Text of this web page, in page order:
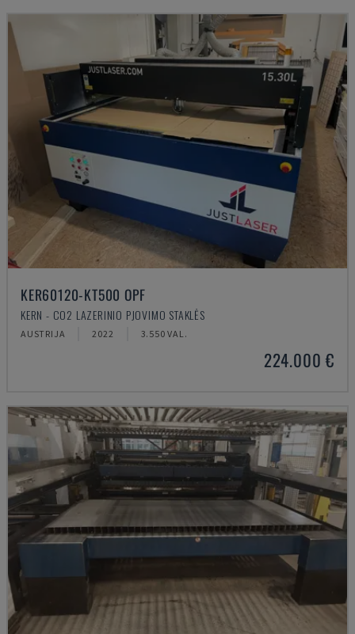
KER60120-KT500 OPF
KERN - CO2 LAZERINIO PJOVIMO STAKLĖS
AUSTRIJA 2022 3.550 VAL.
224.000 €